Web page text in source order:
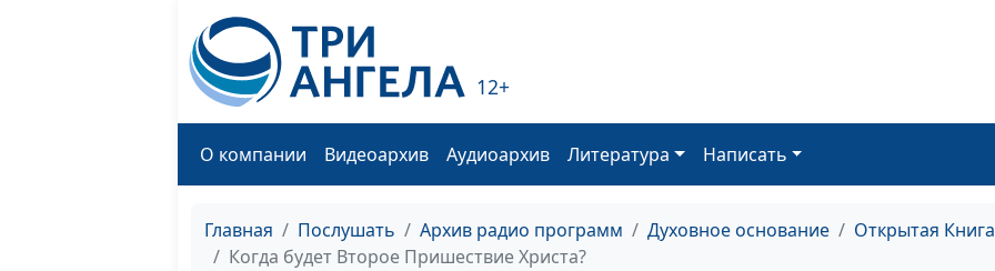
12+
О компании Видеоархив Аудиоархив Литература Написать
Главная Послушать Архив радио программ Духовное основание
Открытая Книга
Когда будет Второе Пришествие Христа?
Что такое
В ожидании